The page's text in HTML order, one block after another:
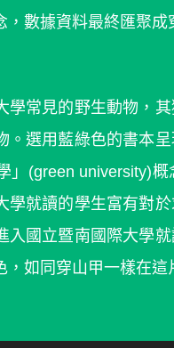
數據資料最終匯聚成
學常見的野生動物，
。選用藍綠色的書本
」(green university)
學就讀的學生富有對
入國立暨南國際大學
，如同穿山甲一樣在這